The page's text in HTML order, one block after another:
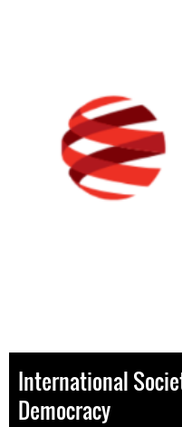
International
Democracy